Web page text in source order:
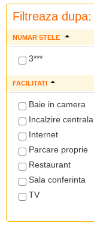
Filtreaza dupa:
NUMAR STELE
3***
FACILITATI
Baie in camera
Incalzire centrala
Internet
Parcare proprie
Restaurant
Sala conferinta
TV